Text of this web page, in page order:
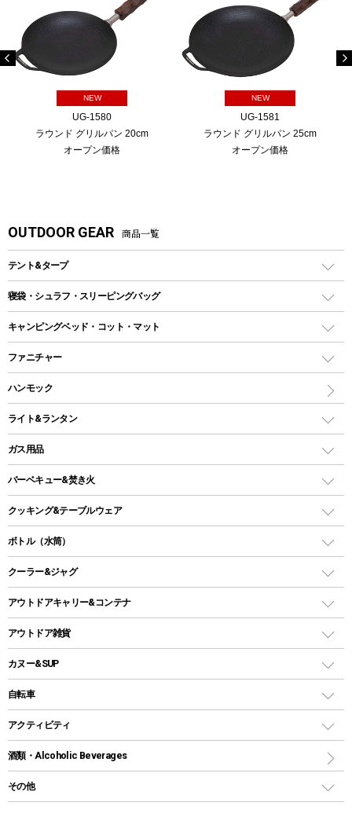
NEW
UG-1580
ラウンド グリルパン 20cm
オープン価格
NEW
UG-1581
ラウンド グリルパン 25cm
オープン価格
OUTDOOR GEAR 商品一覧
テント&タープ
テント
ツールームテント
ワンポールテント
シェルターテント
ロッジ型・オリジナルテント
タープ
スクエアタープ（レクタタープ）
メッシュタープ
自立式タープ
パラソル
テントアクセサリー
ペグ
グランドシート
ガイドロープ
ツール
寝袋・シュラフ・スリーピングバッグ
レクタングラー型（封筒型）シュラフ
インナーシュラフ
キャンピングベッド・コット・マット
キャンピングベッド・コット
インフレータブルマット
ファニチャー
アウトドアテーブル
レジャーシート
ハンモック
ライト&ランタン
LEDランタン
ガスランタン
オイルランタン
LEDライト
ヘッドライト
キャンドル
ガス用品
ガスバーナー
ガス缶
ガストーチ、ライター
バーベキュー&焚き火
バーベキューコンロ、グリル
焚き火台タイプ（ロースタイル）グリル
卓上タイプグリル
パーティータイプグリル
鉄板、アミ
焚き火台&ストーブ
火起こし
バーベキューツール
クッキング&テーブルウェア
ダッチオーブン
ホットサンドメーカー
クッカーセット
シェラカップ
クッキングツール
ナイフ
カトラリー
ボトル（水筒）
ステンレスボトル
コップ付きタイプ
ワンタッチタイプ
プラスチックボトル
ディズニーボトル
クーラー&ジャグ
クーラーボックス
クーラーバッグ
ウォータージャグ
保冷剤
アウトドアキャリー&コンテナ
アウトドアキャリー
アウトドア雑貨
バックパック&バッグ
リュック、バックパック
トートバッグ、サコッシュ
ショッピングキャリー
その他アウトドア雑貨
カヌー&SUP
インフレータブル
カヤック
パドル
自転車
折りたたみ自転車
スポーツサイクル
シティサイクル
アクティビティ
マリン
ラッシュガード
酒類・Alcoholic Beverages
その他